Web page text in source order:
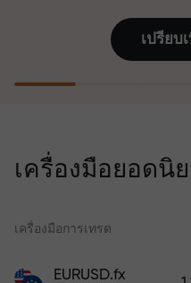
คนสามารถรับ
หรือทริปในฝัน เพีย
การขาดทุนและรับ
ปกป้อง!
เปรียบ
เครื่องมือยอดนิ
เครื่องมือการเทรด
EURUSD.fx